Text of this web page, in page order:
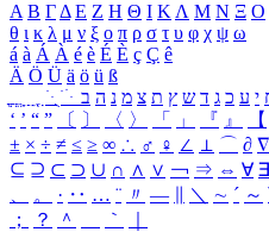
Α Β ΓΔ Ε Ζ Η Θ Ι ΚΛ Μ Ν Ξ Ο
θ ι κ λ μ ν ξ ο π ρ σ τ υ φ χ ψ ω
á à Á À é è É È ç Ç ê
Ä Ö Ü ä ö ü ß
ִֶֹ ֻּ ׁׂ י ע כ ג ד ש ץ ת צ מ נ ה ב
‘ ’ “ ” 〔 〕 〈 〉 「 」 『 』 【
± × ÷ ≠ ≤ ≥ ∞ ∴ ♂ ♀ ∠ ⊥ ⌒ ∂ ∇
⊆ ⊇ ⊂ ⊃ ∪ ∩ ∧ ∨ ￢ ⇒ ⇔ ∀ ∃
、
。 · ‥ … ¨ 〃 ― ＼ ∼ ´ ～
；
？ ＾ ｀